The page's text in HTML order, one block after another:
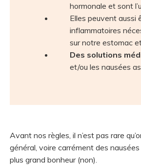
hormonale et sont
Elles peuvent aussi
inflammatoires
sur notre estomac
Des solutions
et/ou les nausées
Avant nos règles, il n’est pas rare
général, voire carrément des
plus grand bonheur (non).